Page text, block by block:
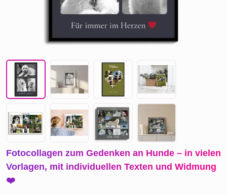
Fotocollagen zum Gedenken an Hunde – in vielen
Vorlagen, mit individuellen Texten und Widmung
❤️